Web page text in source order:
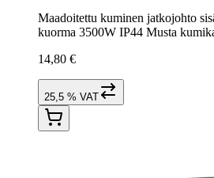
Maadoitettu kuminen jatkojohto
kuorma 3500W IP44 Musta
14,80 €
25,5 % VAT